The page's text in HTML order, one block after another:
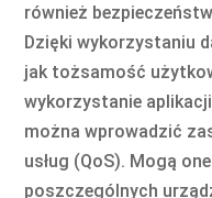
również
Dzięki wykorzystaniu
jak tożsamość
wykorzystanie
można wprowadzić
usług (QoS). Mogą
poszczególnych